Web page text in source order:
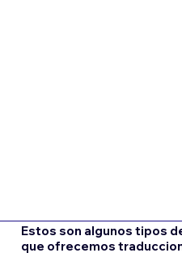
Estos son algunos tipos
que ofrecemos